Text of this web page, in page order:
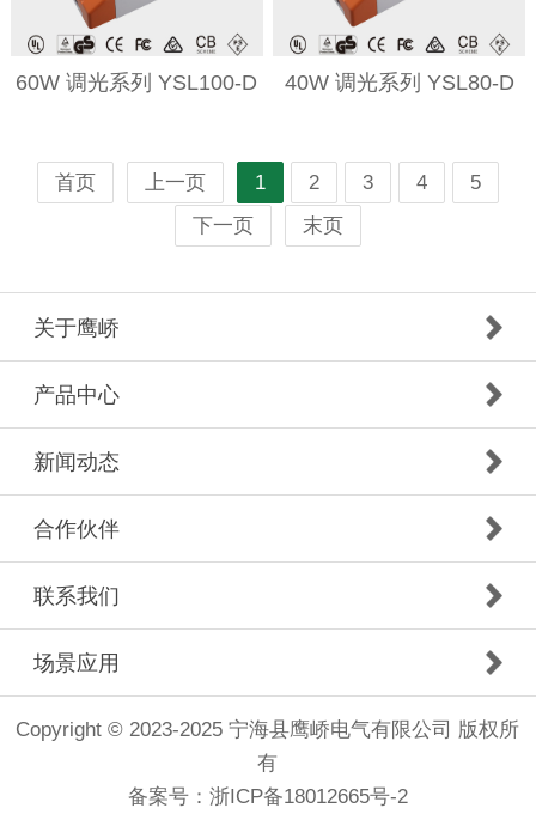
60W 调光系列 YSL100-D 40W 调光系列 YSL80-D
首页 上一页 1 2 3 4
5
下一页
末页
关于鹰峤
产品中心
新闻动态
合作伙伴
联系我们
场景应用
Copyright © 2023-2025 宁海县鹰峤电气有限公司 版权所
有
备案号： 浙ICP备18012665号-2